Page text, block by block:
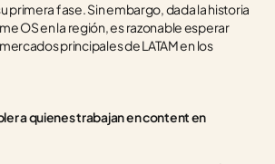
primera fase. Sin embargo, dada la historia
OS en la región, es razonable esperar
principales de LATAM en los
a quienes trabajan en content en